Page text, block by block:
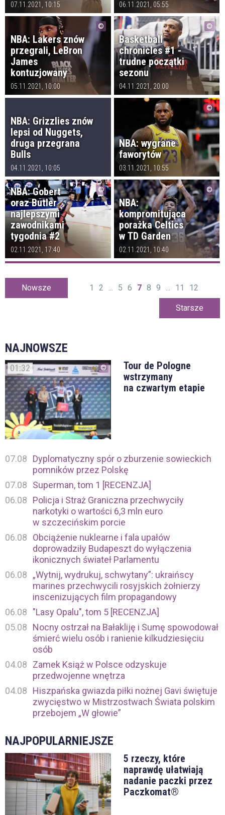
07.11.2021, 10:15 06.11.2021, 05:55
NBA: Lakers znów
przegrali, LeBron
James
kontuzjowany
05.11.2021, 10:00
Basketball
chronicles #1 -
trudne początki
sezonu
04.11.2021, 20:00
NBA: Grizzlies znów
lepsi od Nuggets,
druga przegrana
Bulls
04.11.2021, 10:05
NBA: wygrane
faworytów
03.11.2021, 10:55
NBA: Gobert
oraz Butler
najlepszymi
zawodnikami
tygodnia #2
02.11.2021, 17:40
NBA:
kompromitująca
porażka Celtics
w TD Garden
02.11.2021, 10:40
Nowsze 1 2 ... 5 6 7 8 9 ... 11 12
Starsze
NAJNOWSZE
01:32
Tour de Pologne
wstrzymany
na czwartym etapie
07.08
Dyplomatyczny spór o zburzenie sowieckich
pomników przez Polskę
07.08
Superman, tom 1 [RECENZJA]
06.08
Policja i Straż Graniczna przechwyciły
narkotyki o wartości 6,3 mln euro
w szczecińskim porcie
06.08
Obciążenie nuklearne i fala upałów
doprowadziły Budapeszt do wyłączenia
ikonicznych świateł Parlamentu
06.08
„Wytnij, wydrukuj, schwytany”: ukraińscy
marines przechwycili rosyjskich żołnierzy
inscenizujących film propagandowy
06.08
"Lasy Opalu", tom 5 [RECENZJA]
05.08
Nocny ostrzał na Bałakliję i Sumę spowodował
śmierć wielu osób i ranienie kilkudziesięciu
osób
04.08
Zamek Książ w Polsce odzyskuje
przedwojenne wnętrza
04.08
Hiszpańska gwiazda piłki nożnej Gavi świętuje
zwycięstwo w Mistrzostwach Świata polskim
przebojem „W głowie”
NAJPOPULARNIEJSZE
5 rzeczy, które
naprawdę ułatwiają
nadanie paczki przez
Paczkomat®